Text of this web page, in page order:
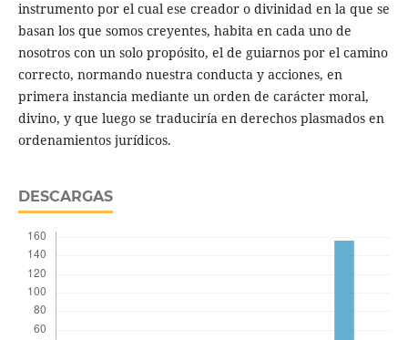
instrumento por el cual ese creador o divinidad en la que se
basan los que somos creyentes, habita en cada uno de
nosotros con un solo propósito, el de guiarnos por el camino
correcto, normando nuestra conducta y acciones, en
primera instancia mediante un orden de carácter moral,
divino, y que luego se traduciría en derechos plasmados en
ordenamientos jurídicos.
DESCARGAS